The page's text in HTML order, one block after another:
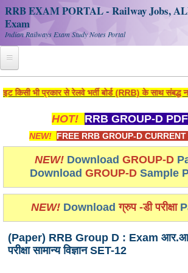
RRB EXAM PORTAL - Railway Jobs,
Exam
Indian Railways Exam Study Notes Portal
Register
Railway JOBS
RRB Apply Online
RRB Official Helpline
RRB Portal - हिन्दी
Study Notes
भी प्रकार से रेलवे भर्ती बोर्ड (RRB) के साथ संबद्ध नहीं
HOT! RRB GROUP-D
NEW! FREE RRB GROUP-D
NEW! Download GROUP-D
Download GROUP-DSample
NEW! Downloadग्रुप -डी परीक्षा
(Paper) RRB Group D : Exam
परीक्षा सामान्य विज्ञान SET-12